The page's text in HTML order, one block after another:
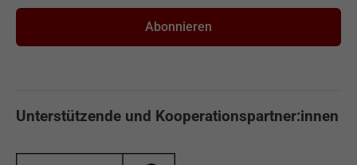
Unterstützende und Kooperationspartner:innen